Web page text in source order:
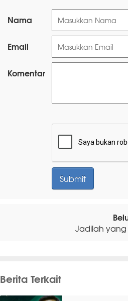
Nama
Email
Komentar
Jadilah
Berita Terkait